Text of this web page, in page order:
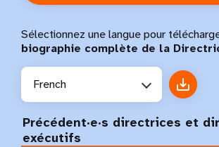
Sélectionnez une langue pour
biographie complète de la
French
Précédent·e·s directrices et
exécutifs